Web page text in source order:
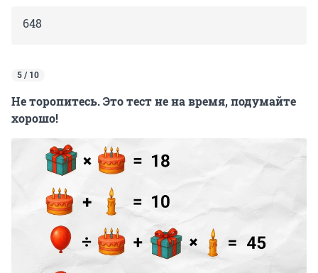
648
5 / 10
Не торопитесь. Это тест не на время, подумайте
хорошо!